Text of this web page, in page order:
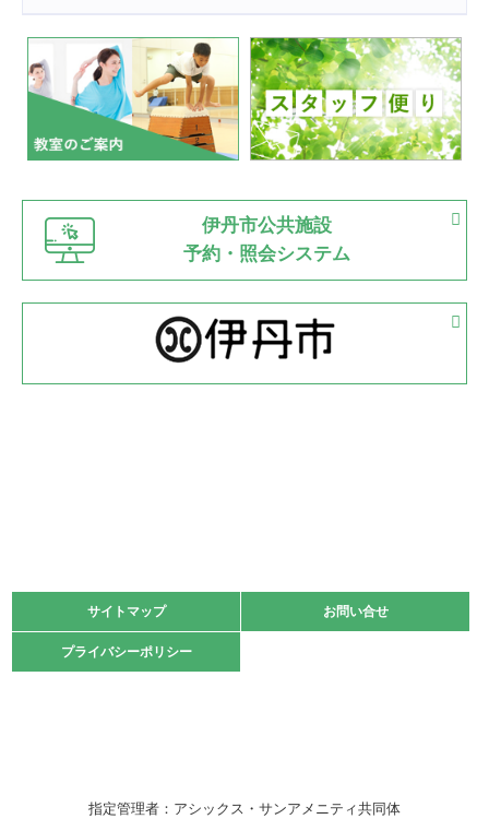
いたっぼーる大会☆彡
緑ケ丘体育館
2022.07.03
市内総合体育大会が開始
緑ケ丘体育館 猪名川運動広場
古池運動広場
2022.06.12
県知事杯争奪バレーボール大会が開催
緑ケ丘体育館
2022.05.05
体育協会長杯 バドミントン競技の部
2022.05.22
緑ケ丘体育館
2021.10.23
卓球選手権大会ラージボールの部開催☆
伊丹市公共施設
予約・照会システム
サイトマップ お問い合せ
プライバシーポリシー
サイトマップ お問い合せ
プライバシーポリシー
指定管理者：アシックス・サンアメニティ共同体